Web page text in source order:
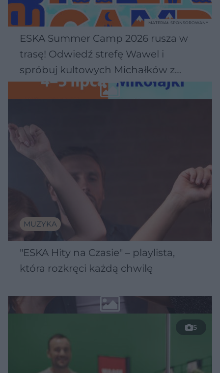
ESKA Summer Camp 2026 rusza w
trasę! Odwiedź strefę Wawel i
spróbuj kultowych Michałków z
Wawelu
MATERIAŁ SPONSOROWANY
MUZYKA
"ESKA Hity na Czasie" – playlista,
która rozkręci każdą chwilę
5